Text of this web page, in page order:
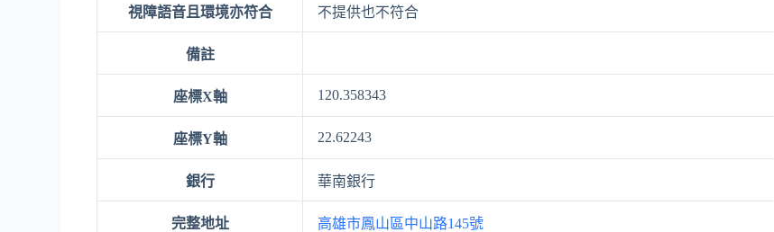
視障語音且環境亦符合 不提供也不符合
備註
座標X軸 120.358343
座標Y軸 22.62243
銀行 華南銀行
完整地址 高雄市鳳山區中山路145號